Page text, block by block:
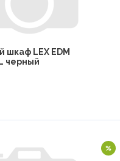
шкаф LEX EDM
черный